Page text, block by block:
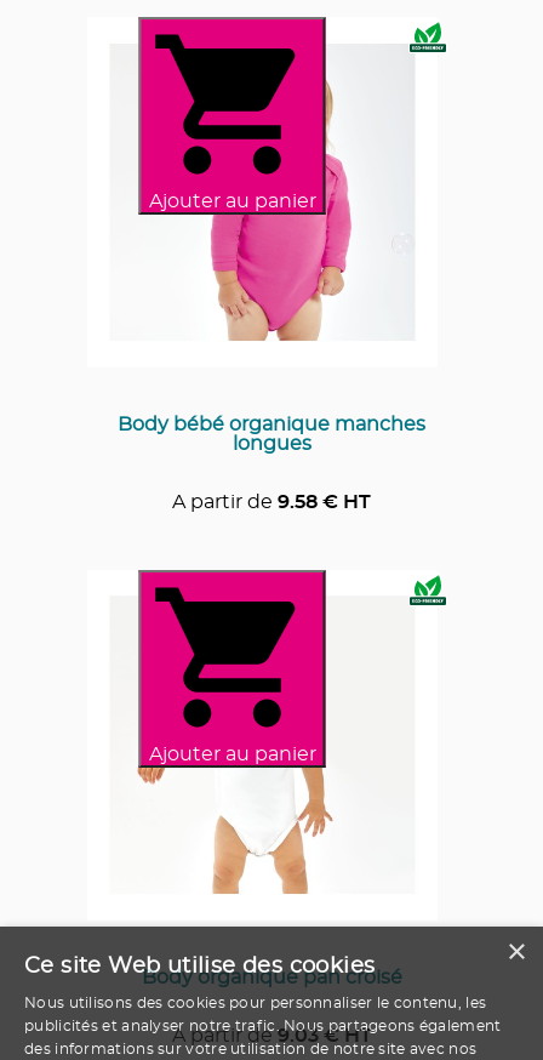
Ajouter au panier
Body bébé organique manches
longues
A partir de 9.58 € HT
Ajouter au panier
Body organique pan croisé
A partir de 9.03€ HT
×
Ce site Web utilise des cookies
Nous utilisons des cookies pour personnaliser le contenu, les
publicités et analyser notre trafic. Nous partageons également
des informations sur votre utilisation de notre site avec nos